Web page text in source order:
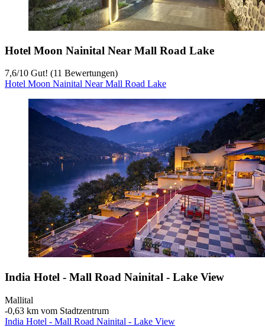
Hotel Moon Nainital Near Mall Road Lake
7,6/10 Gut! (11 Bewertungen)
Hotel Moon Nainital Near Mall Road Lake
India Hotel - Mall Road Nainital - Lake View
Mallital
‐0,63 km vom Stadtzentrum
India Hotel - Mall Road Nainital - Lake View